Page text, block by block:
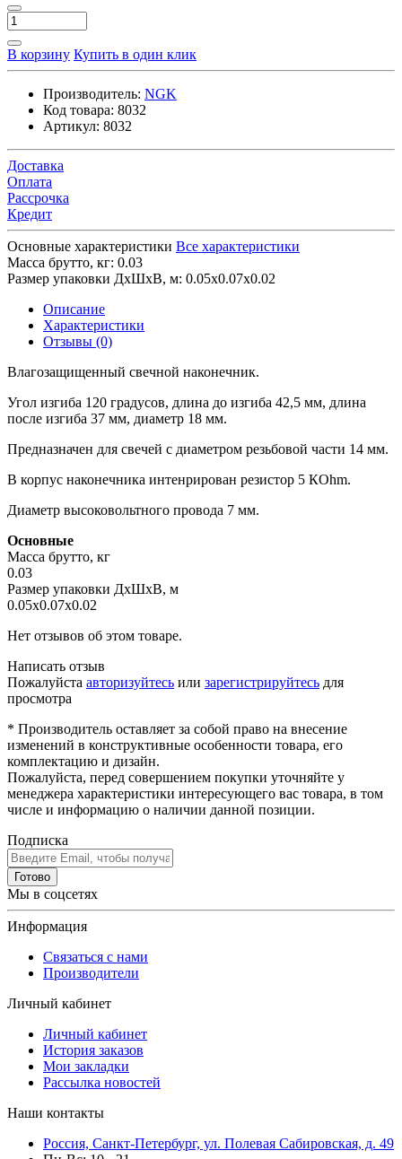
В корзину Купить в один клик
Производитель: NGK
Код товара: 8032
Артикул: 8032
Доставка
Оплата
Рассрочка
Кредит
Основные характеристики Все характеристики
Масса брутто, кг: 0.03
Размер упаковки ДхШхВ, м: 0.05x0.07x0.02
Описание
Характеристики
Отзывы (0)
Влагозащищенный свечной наконечник.
Угол изгиба 120 градусов, длина до изгиба 42,5 мм, длина
после изгиба 37 мм, диаметр 18 мм.
Предназначен для свечей с диаметром резьбовой части 14 мм.
В корпус наконечника интенрирован резистор 5 КОhm.
Диаметр высоковольтного провода 7 мм.
Основные
Масса брутто, кг
0.03
Размер упаковки ДхШхВ, м
0.05x0.07x0.02
Нет отзывов об этом товаре.
Написать отзыв
Пожалуйста авторизуйтесь или зарегистрируйтесь для
просмотра
* Производитель оставляет за собой право на внесение
изменений в конструктивные особенности товара, его
комплектацию и дизайн.
Пожалуйста, перед совершением покупки уточняйте у
менеджера характеристики интересующего вас товара, в том
числе и информацию о наличии данной позиции.
Подписка
Готово
Мы в соцсетях
Информация
Связаться с нами
Производители
Личный кабинет
Личный кабинет
История заказов
Мои закладки
Рассылка новостей
Наши контакты
Россия, Санкт-Петербург, ул. Полевая Сабировская, д. 49